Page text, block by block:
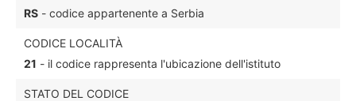
RS - codice appartenente a Serbia
CODICE LOCALITÀ
21 - il codice rappresenta l'ubicazione dell'istituto
STATO DEL CODICE